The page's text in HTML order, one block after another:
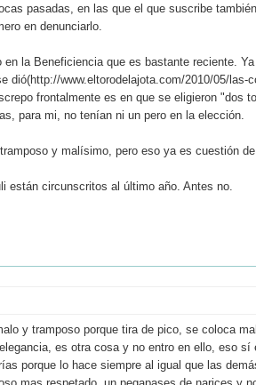
pasadas, en las que el que suscribe
en denunciarlo.
la Beneficiencia que es bastante reciente.
dió(http://www.eltorodelajota.com/2010/05/las-
frontalmente es en que se eligieron "dos
para mi, no tenían ni un pero en la elección.
y malísimo, pero eso ya es cuestión
están circunscritos al último año. Antes no.
y tramposo porque tira de pico, se coloca
es otra cosa y no entro en ello, eso
porque lo hace siempre al igual que las